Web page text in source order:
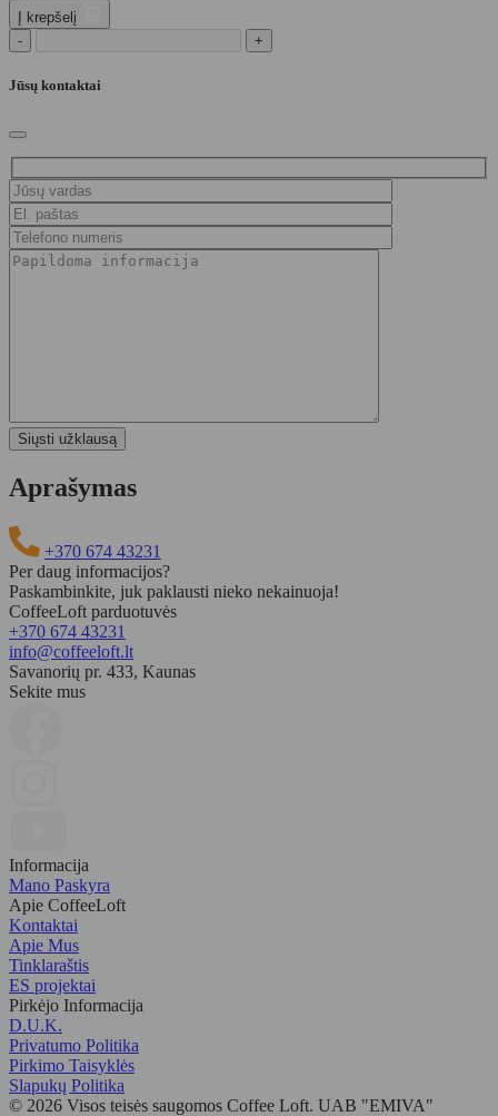
Į krepšelį
-
+
Jūsų kontaktai
Aprašymas
+370 674 43231
Per daug informacijos?
Paskambinkite, juk paklausti nieko nekainuoja!
CoffeeLoft parduotuvės
+370 674 43231
info@coffeeloft.lt
Savanorių pr. 433, Kaunas
Sekite mus
Informacija
Mano Paskyra
Apie CoffeeLoft
Kontaktai
Apie Mus
Tinklaraštis
ES projektai
Pirkėjo Informacija
D.U.K.
Privatumo Politika
Pirkimo Taisyklės
Slapukų Politika
© 2026 Visos teisės saugomos Coffee Loft. UAB "EMIVA"